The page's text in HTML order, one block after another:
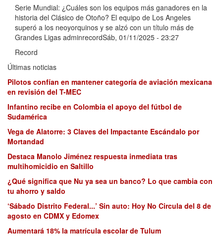
Serie Mundial: ¿Cuáles son los equipos más ganadores en la
historia del Clásico de Otoño? El equipo de Los Angeles
superó a los neoyorquinos y se alzó con un título más de
Grandes Ligas adminrecordSáb, 01/11/2025 - 23:27
Record
Últimas noticias
Pilotos confían en mantener categoría de aviación mexicana
en revisión del T-MEC
Infantino recibe en Colombia el apoyo del fútbol de
Sudamérica
Vega de Alatorre: 3 Claves del Impactante Escándalo por
Mortandad
Destaca Manolo Jiménez respuesta inmediata tras
multihomicidio en Saltillo
¿Qué significa que Nu ya sea un banco? Lo que cambia con
tu ahorro y saldo
‘Sábado Distrito Federal...’ Sin auto: Hoy No Circula del 8 de
agosto en CDMX y Edomex
Aumentará 18% la matrícula escolar de Tulum